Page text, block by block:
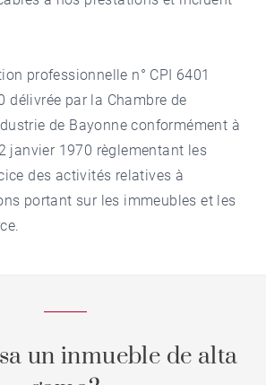
professionnelle n° CPI 6401
délivrée par la Chambre de
de Bayonne conformément à
janvier 1970 règlementant les
des activités relatives à
portant sur les immeubles et les
un inmueble de alta